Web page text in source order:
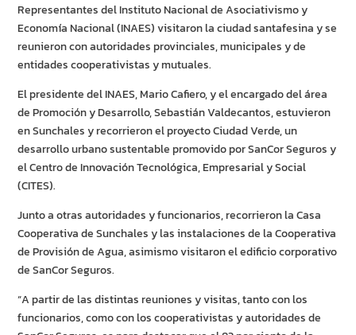
Representantes del Instituto Nacional de Asociativismo y
Economía Nacional (INAES) visitaron la ciudad santafesina y se
reunieron con autoridades provinciales, municipales y de
entidades cooperativistas y mutuales.
El presidente del INAES,Mario Cafiero, y el encargado del área
de Promoción y Desarrollo,Sebastián Valdecantos, estuvieron
en Sunchales y recorrieron el proyecto Ciudad Verde, un
desarrollo urbano sustentable promovido por SanCor Seguros y
el Centro de Innovación Tecnológica, Empresarial y Social
(CITES).
Junto a otras autoridades y funcionarios, recorrieron la Casa
Cooperativa de Sunchales y las instalaciones de la Cooperativa
de Provisión de Agua, asimismo visitaron el edificio corporativo
de SanCor Seguros.
“A partir de las distintas reuniones y visitas, tanto con los
funcionarios, como con los cooperativistas y autoridades de